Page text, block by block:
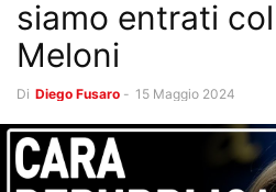
siamo entrati
Meloni
Di Diego Fusaro - 15 Maggio 2024